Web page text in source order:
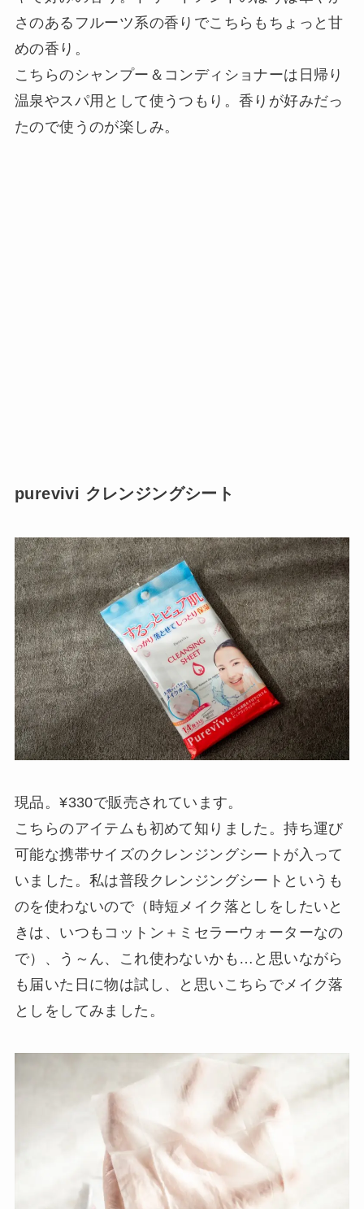
さのあるフルーツ系の香りでこちらもちょっと甘
めの香り。
こちらのシャンプー＆コンディショナーは日帰り
温泉やスパ用として使うつもり。香りが好みだっ
たので使うのが楽しみ。
purevivi クレンジングシート
現品。¥330で販売されています。
こちらのアイテムも初めて知りました。持ち運び
可能な携帯サイズのクレンジングシートが入って
いました。私は普段クレンジングシートというも
のを使わないので（時短メイク落としをしたいと
きは、いつもコットン＋ミセラーウォーターなの
で）、う～ん、これ使わないかも…と思いながら
も届いた日に物は試し、と思いこちらでメイク落
としをしてみました。